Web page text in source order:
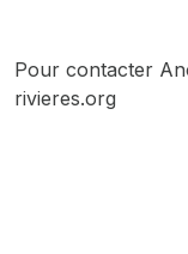
Pour contacter
rivieres.org